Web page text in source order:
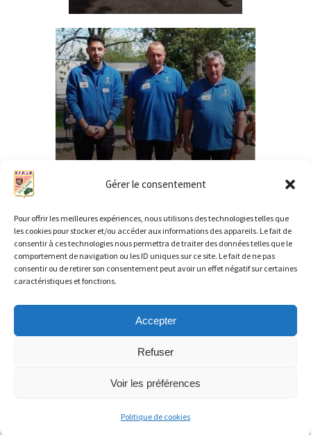
Gérer le consentement
Pour offrir les meilleures expériences, nous utilisons des technologies telles que
les cookies pour stocker et/ou accéder aux informations des appareils. Le fait de
consentir à ces technologies nous permettra de traiter des données telles que le
comportement de navigation ou les ID uniques sur ce site. Le fait de ne pas
consentir ou de retirer son consentement peut avoir un effet négatif sur certaines
caractéristiques et fonctions.
Accepter
Refuser
Voir les préférences
Politique de cookies
Copyright © 2026 FFPJP CD 70 | Propulsé par